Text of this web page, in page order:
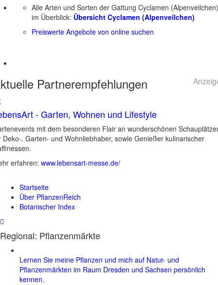
Alle Arten und Sorten der Gattung Cyclamen (Alpenveilchen)
im Überblick: Übersicht Cyclamen (Alpenveilchen)
Preiswerte Angebote von online suchen
Partnerempfehlungen
- Garten, Wohnen und Lifestyle
mit dem besonderen Flair an wunderschönen
Deko-, Garten- und Wohnliebhaber, sowie Genießer kulinarischer
erfahren: www.lebensart-messe.de/
Startseite
Über PflanzenReich
Botanischer Index
Regional: Pflanzenmärkte
Lernen Sie meine Pflanzen und mich auf Natur- und
Pflanzenmärkten im Raum Dresden und Sachsen persönlich
kennen.